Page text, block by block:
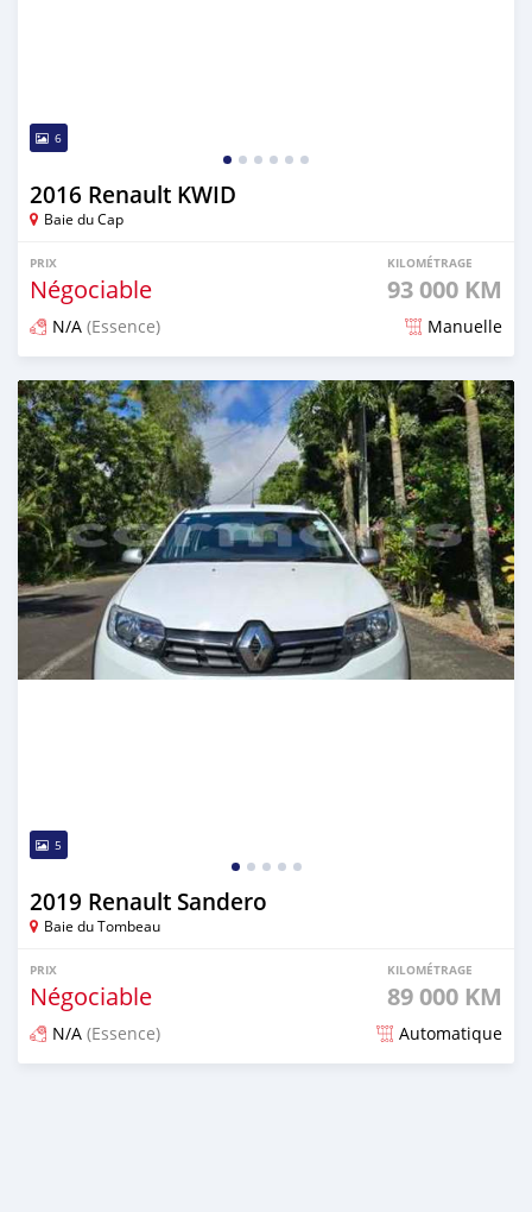
6
2016 Renault KWID
Baie du Cap
PRIX
Négociable
KILOMÉTRAGE
93 000 KM
N/A (Essence) Manuelle
Publié il y a plus d'un an
5
2019 Renault Sandero
Baie du Tombeau
PRIX
Négociable
KILOMÉTRAGE
89 000 KM
N/A (Essence) Automatique